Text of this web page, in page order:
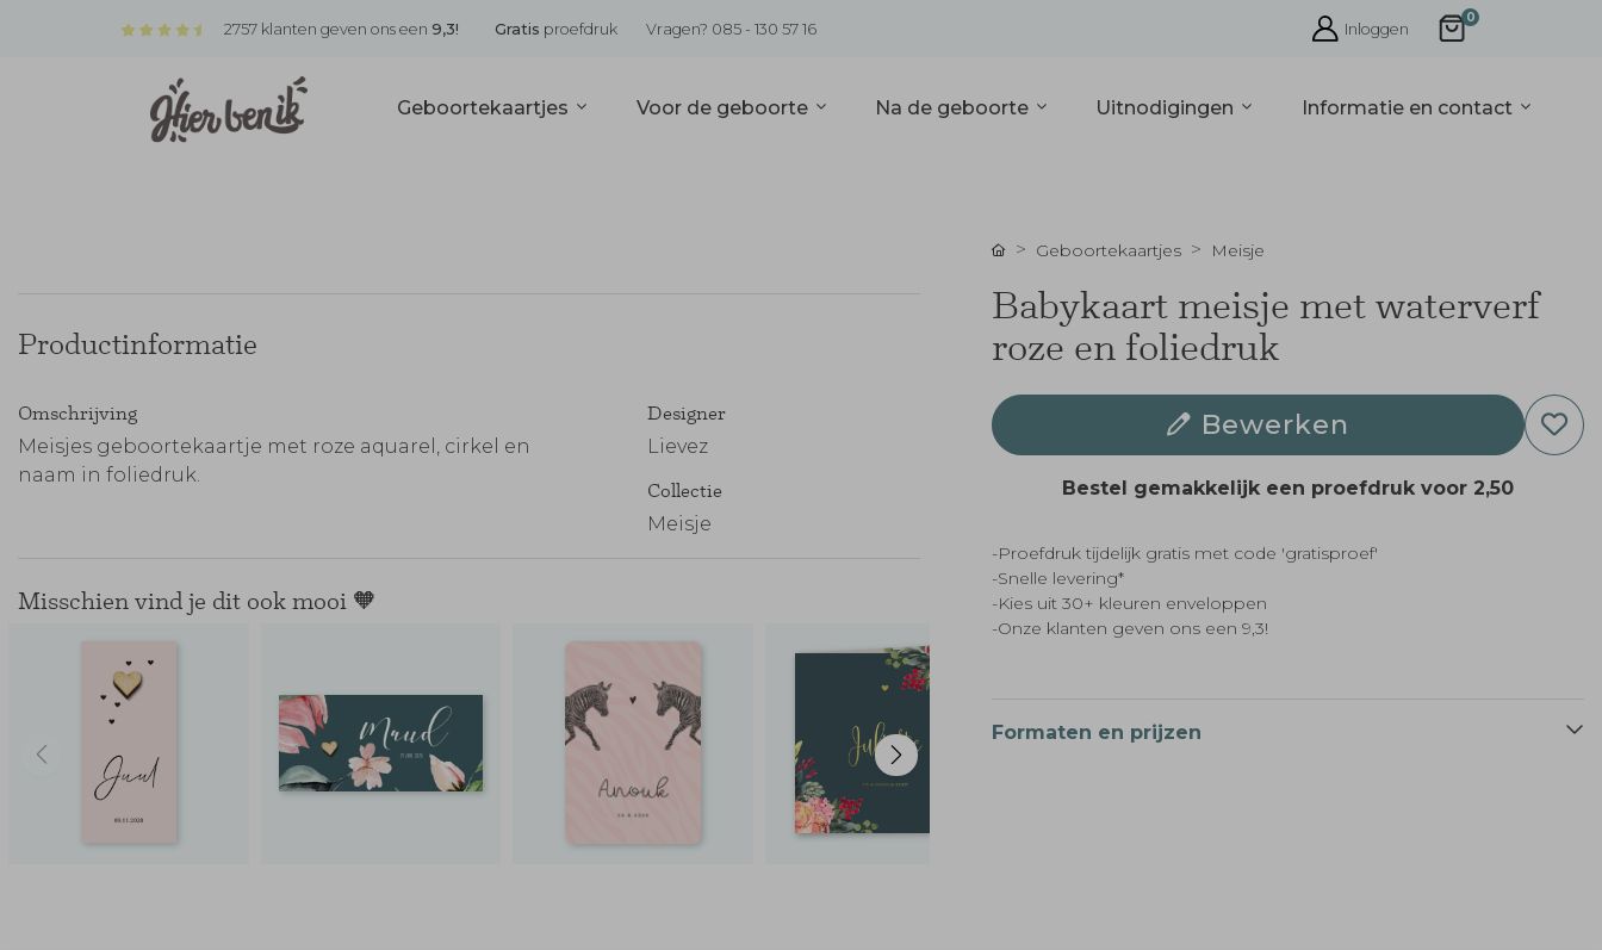
2757 klanten geven ons een 9,3! Gratis proefdruk Vragen? 085 - 130 57 16 Inloggen
0
Geboortekaartjes Voor de geboorte Na de geboorte Uitnodigingen Informatie en contact
Productinformatie
Omschrijving
Meisjes geboortekaartje met roze aquarel, cirkel en
naam in foliedruk.
Designer
Lievez
Collectie
Meisje
Misschien vind je dit ook mooi 🧡
Geboortekaartjes Meisje
Babykaart meisje met waterverf
roze en foliedruk
Bewerken
Bestel gemakkelijk een proefdruk voor 2,50
-Proefdruk tijdelijk gratis met code 'gratisproef'
-Snelle levering*
-Kies uit 30+ kleuren enveloppen
-Onze klanten geven ons een 9,3!
Formaten en prijzen